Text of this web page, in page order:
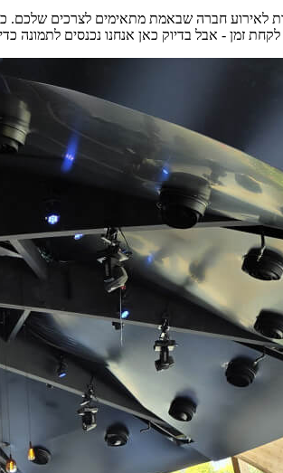
לאירוע חברה שבאמת מתאימים לצרכים שלכם.
זמן - אבל בדיוק כאן אנחנו נכנסים לתמונה